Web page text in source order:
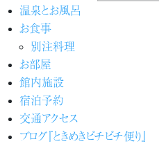
温泉とお風呂
お食事
別注料理
お部屋
館内施設
宿泊予約
交通アクセス
ブログ『ときめきピチピチ便り』